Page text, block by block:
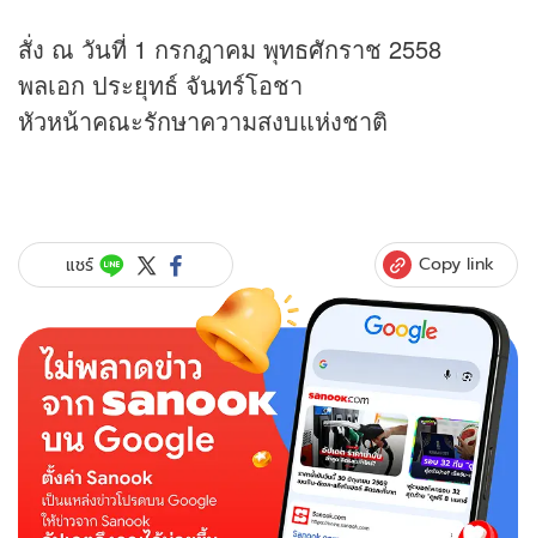
สั่ง ณ วันที่ 1 กรกฎาคม พุทธศักราช 2558
พลเอก ประยุทธ์ จันทร์โอชา
หัวหน้าคณะรักษาความสงบแห่งชาติ
แชร์ Copy link